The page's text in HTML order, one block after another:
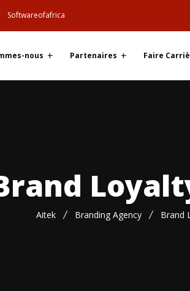
Softwareofafrica
nous Partenaires Faire
Aitek Branding Agency Brand